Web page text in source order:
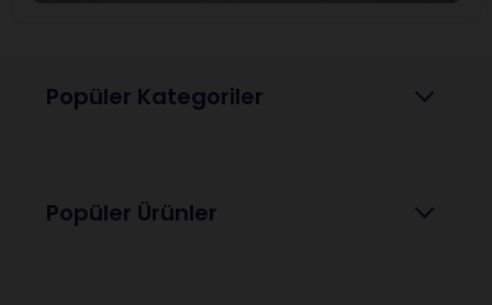
Popüler Kategoriler
Popüler Ürünler